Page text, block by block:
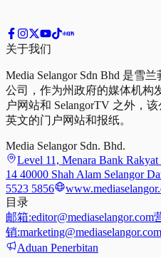
关于我们
Media Selangor Sdn Bhd 是雪
公司，作为州政府的媒体机构
户网站和 SelangorTV 之外，
英文的门户网站和报纸。
Media Selangor Sdn. Bhd.
Level 11, Menara Bank
14 40000 Shah Alam Selangor
5523 5856
目录
邮箱:editor@mediaselangor.com
销:marketing@mediaselangor.com
Aduan Penerbitan